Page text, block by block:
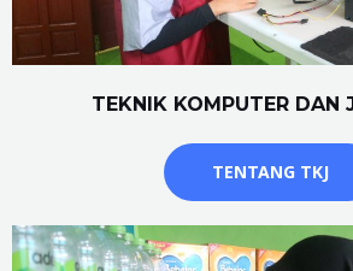
TEKNIK KOMPUTER DAN
TENTANG TKJ